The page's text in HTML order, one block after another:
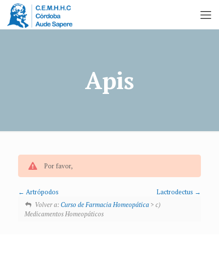
Apis
Por favor,
Artrópodos
Lactrodectus
Volver a:Curso de Farmacia Homeopática> c)
Medicamentos Homeopáticos